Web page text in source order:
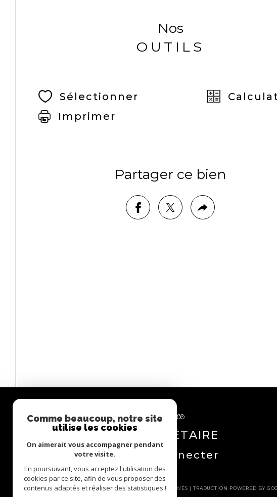
Nos
OUTILS
Sélectionner
Imprimer
Partager ce bien
Espace
PROPRIÉTAIRE
Se connecter
© 2026 | TOUS DROITS RÉSERVÉS | TRADUCTION POWERED BY
Comme beaucoup, notre site
utilise les cookies
On aimerait vous accompagner pendant
votre visite.
En poursuivant, vous acceptez l'utilisation des
cookies par ce site, afin de vous proposer des
contenus adaptés et réaliser des statistiques !